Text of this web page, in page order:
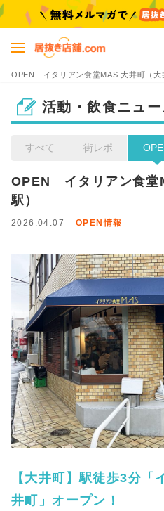
OPEN イタリアン食堂MAS 大井町（大
活動・飲食ニュー
すべて 街レポ
OPEN　イタリアン食堂
駅）
2026.04.07 OPEN情報
【大井町】駅徒歩3分
井町」オープン！